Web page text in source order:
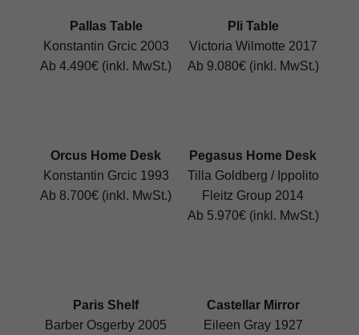
Pallas Table
Konstantin Grcic 2003
Ab 4.490€ (inkl. MwSt.)
Pli Table
Victoria Wilmotte 2017
Ab 9.080€ (inkl. MwSt.)
Orcus Home Desk
Konstantin Grcic 1993
Ab 8.700€ (inkl. MwSt.)
Pegasus Home Desk
Tilla Goldberg / Ippolito
Fleitz Group 2014
Ab 5.970€ (inkl. MwSt.)
Paris Shelf
Barber Osgerby 2005
Castellar Mirror
Eileen Gray 1927